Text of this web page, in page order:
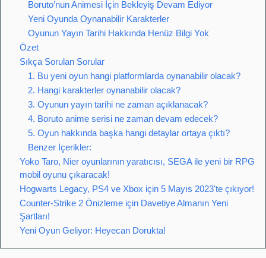
Boruto’nun Animesi İçin Bekleyiş Devam Ediyor
Yeni Oyunda Oynanabilir Karakterler
Oyunun Yayın Tarihi Hakkında Henüz Bilgi Yok
Özet
Sıkça Sorulan Sorular
1. Bu yeni oyun hangi platformlarda oynanabilir olacak?
2. Hangi karakterler oynanabilir olacak?
3. Oyunun yayın tarihi ne zaman açıklanacak?
4. Boruto anime serisi ne zaman devam edecek?
5. Oyun hakkında başka hangi detaylar ortaya çıktı?
Benzer İçerikler:
Yoko Taro, Nier oyunlarının yaratıcısı, SEGA ile yeni bir RPG
mobil oyunu çıkaracak!
Hogwarts Legacy, PS4 ve Xbox için 5 Mayıs 2023'te çıkıyor!
Counter-Strike 2 Önizleme için Davetiye Almanın Yeni
Şartları!
Yeni Oyun Geliyor: Heyecan Dorukta!